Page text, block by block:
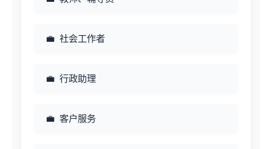
社会工作者
行政助理
客户服务